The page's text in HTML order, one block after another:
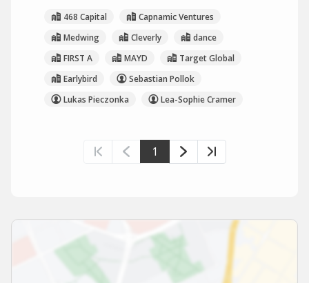
468 Capital
Capnamic Ventures
Medwing
Cleverly
dance
FIRST A
MAYD
Target Global
Earlybird
Sebastian Pollok
Lukas Pieczonka
Lea-Sophie Cramer
1